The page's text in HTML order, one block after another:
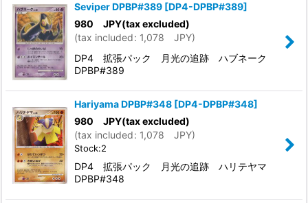
Seviper DPBP#389 [DP4-DPBP#389]
980 JPY(tax excluded)
(tax included: 1,078 JPY)
DP4 拡張パック 月光の追跡 ハブネーク
DPBP#389
Hariyama DPBP#348 [DP4-DPBP#348]
980 JPY(tax excluded)
(tax included: 1,078 JPY)
Stock:2
DP4 拡張パック 月光の追跡 ハリテヤマ
DPBP#348